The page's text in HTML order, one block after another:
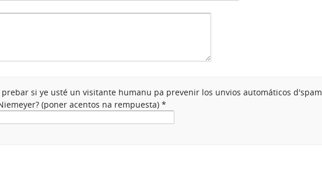
prebar si ye usté un visitante humanu pa prevenir los unvios automáticos d'spam.
(poner acentos na rempuesta)*